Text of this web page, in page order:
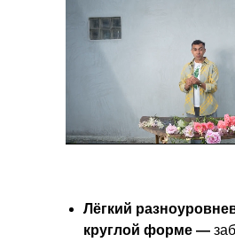
Лёгкий
круглой форме —